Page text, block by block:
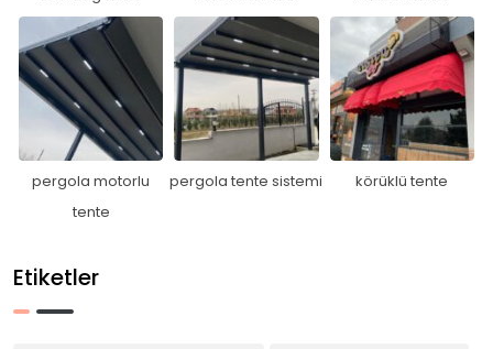
pergola motorlu
tente
pergola tente sistemi körüklü tente
Etiketler